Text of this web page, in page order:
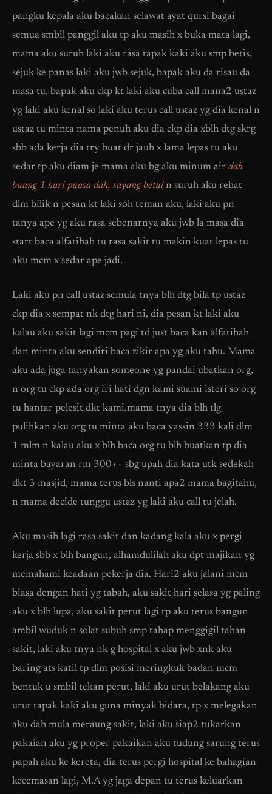
pangku kepala aku bacakan selawat ayat qursi bagai
semua smbil panggil aku tp aku masih x buka mata lagi,
mama aku suruh laki aku rasa tapak kaki aku smp betis,
sejuk ke panas laki aku jwb sejuk, bapak aku da risau da
masa tu, bapak aku ckp kt laki aku cuba call mana2 ustaz
yg laki aku kenal so laki aku terus call ustaz yg dia kenal n
ustaz tu minta nama penuh aku dia ckp dia xblh dtg skrg
sbb ada kerja dia try buat dr jauh x lama lepas tu aku
sedar tp aku diam je mama aku bg aku minum air dah
buang 1 hari puasa dah, sayang betuln suruh aku rehat
dlm bilik n pesan kt laki soh teman aku, laki aku pn
tanya ape yg aku rasa sebenarnya aku jwb la masa dia
start baca alfatihah tu rasa sakit tu makin kuat lepas tu
aku mcm x sedar ape jadi.
Laki aku pn call ustaz semula tnya blh dtg bila tp ustaz
ckp dia x sempat nk dtg hari ni, dia pesan kt laki aku
kalau aku sakit lagi mcm pagi td just baca kan alfatihah
dan minta aku sendiri baca zikir apa yg aku tahu. Mama
aku ada juga tanyakan someone yg pandai ubatkan org,
n org tu ckp ada org iri hati dgn kami suami isteri so org
tu hantar pelesit dkt kami,mama tnya dia blh tlg
pulihkan aku org tu minta aku baca yassin 333 kali dlm
1 mlm n kalau aku x blh baca org tu blh buatkan tp dia
minta bayaran rm 300++ sbg upah dia kata utk sedekah
dkt 3 masjid, mama terus bls nanti apa2 mama bagitahu,
n mama decide tunggu ustaz yg laki aku call tu jelah.
Aku masih lagi rasa sakit dan kadang kala aku x pergi
kerja sbb x blh bangun, alhamdulilah aku dpt majikan yg
memahami keadaan pekerja dia. Hari2 aku jalani mcm
biasa dengan hati yg tabah, aku sakit hari selasa yg paling
aku x blh lupa, aku sakit perut lagi tp aku terus bangun
ambil wuduk n solat subuh smp tahap menggigil tahan
sakit, laki aku tnya nk g hospital x aku jwb xnk aku
baring ats katil tp dlm posisi meringkuk badan mcm
bentuk u smbil tekan perut, laki aku urut belakang aku
urut tapak kaki aku guna minyak bidara, tp x melegakan
aku dah mula meraung sakit, laki aku siap2 tukarkan
pakaian aku yg proper pakaikan aku tudung sarung terus
papah aku ke kereta, dia terus pergi hospital ke bahagian
kecemasan lagi, M.A yg jaga depan tu terus keluarkan